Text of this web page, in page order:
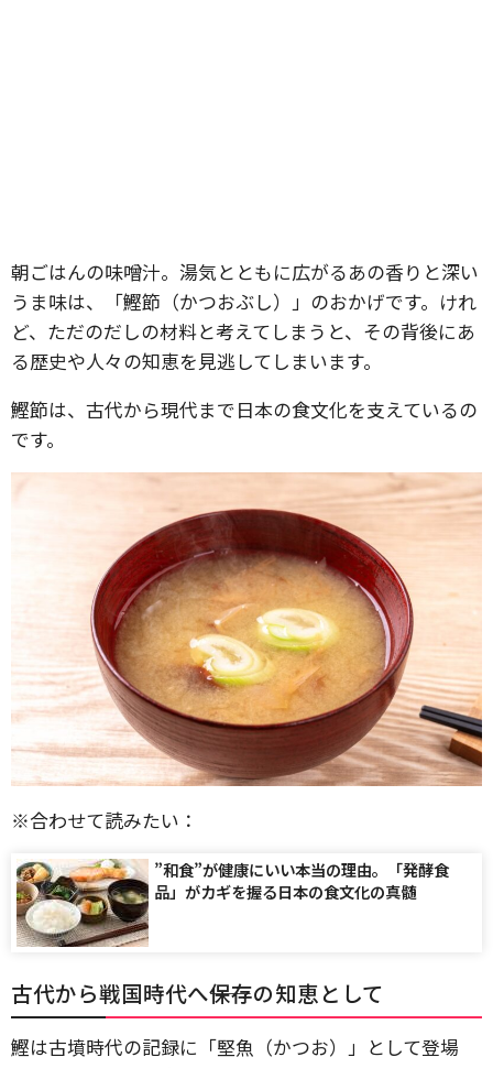
朝ごはんの味噌汁。湯気とともに広がるあの香りと深い
うま味は、「鰹節（かつおぶし）」のおかげです。けれ
ど、ただのだしの材料と考えてしまうと、その背後にあ
る歴史や人々の知恵を見逃してしまいます。
鰹節は、古代から現代まで日本の食文化を支えているの
です。
※合わせて読みたい：
”和食”が健康にいい本当の理由。「発酵食
品」がカギを握る日本の食文化の真髄
古代から戦国時代へ――保存の知恵として
鰹は古墳時代の記録に「堅魚（かつお）」として登場